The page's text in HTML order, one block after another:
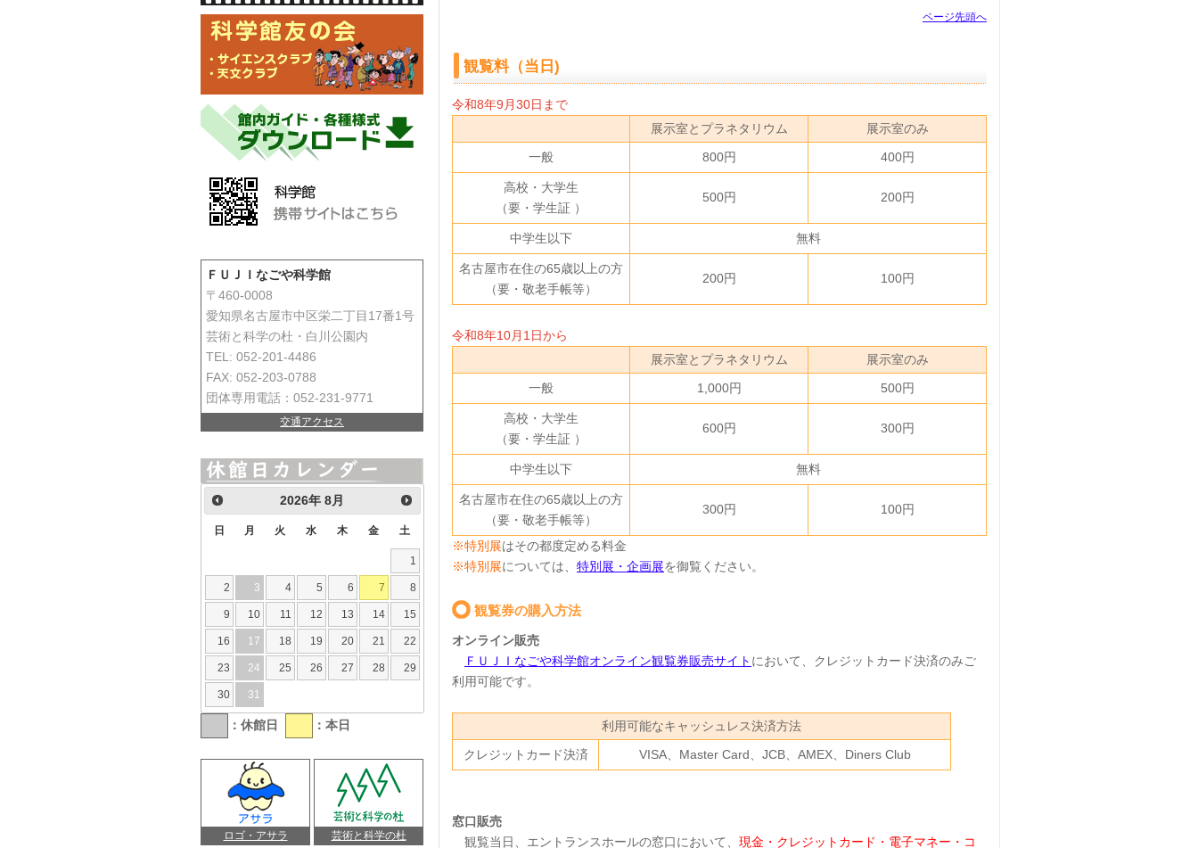
ページ先頭へ
観覧料（当日)
令和8年9月30日まで
展示室とプラネタリウム
展示室のみ
一般 800円 400円
高校・大学生
（要・学生証 ）
500円 200円
中学生以下 無料
名古屋市在住の65歳以上の方
（要・敬老手帳等）
200円 100円
令和8年10月1日から
展示室とプラネタリウム
展示室のみ
一般 1,000円 500円
高校・大学生
（要・学生証 ）
600円 300円
中学生以下 無料
名古屋市在住の65歳以上の方
（要・敬老手帳等）
300円 100円
※特別展はその都度定める料金
※特別展については、 特別展・企画展を御覧ください。
観覧券の購入方法
オンライン販売
ＦＵＪＩなごや科学館オンライン観覧券販売サイト において、クレジットカード決済のみご
利用可能です。
利用可能なキャッシュレス決済方法
クレジットカード決済 VISA、Master Card、JCB、AMEX、Diners Club
窓口販売
観覧当日、エントランスホールの窓口において、 現金・クレジットカード・電子マネー・コ
ＦＵＪＩなごや科学館
〒460-0008
愛知県名古屋市中区栄二丁目17番1号
芸術と科学の杜・白川公園内
TEL: 052-201-4486
FAX: 052-203-0788
団体専用電話：052-231-9771
交通アクセス
2026年8月
日 月 火 水 木 金 土
1
2 3 4 5 6 7 8
9 10 11 12 13 14 15
16 17 18 19 20 21 22
23 24 25 26 27 28 29
30 31
：休館日 ：本日
ロゴ・アサラ 芸術と科学の杜